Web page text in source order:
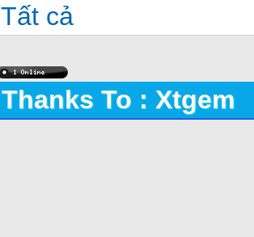
Tất cả
Thanks To : Xtgem